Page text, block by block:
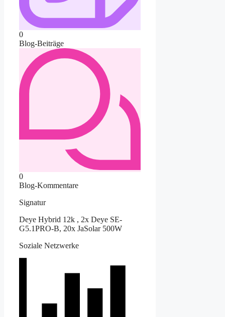
0
Blog-Beiträge
0
Blog-Kommentare
Signatur
Deye Hybrid 12k , 2x Deye SE-
G5.1PRO-B, 20x JaSolar 500W
Soziale Netzwerke